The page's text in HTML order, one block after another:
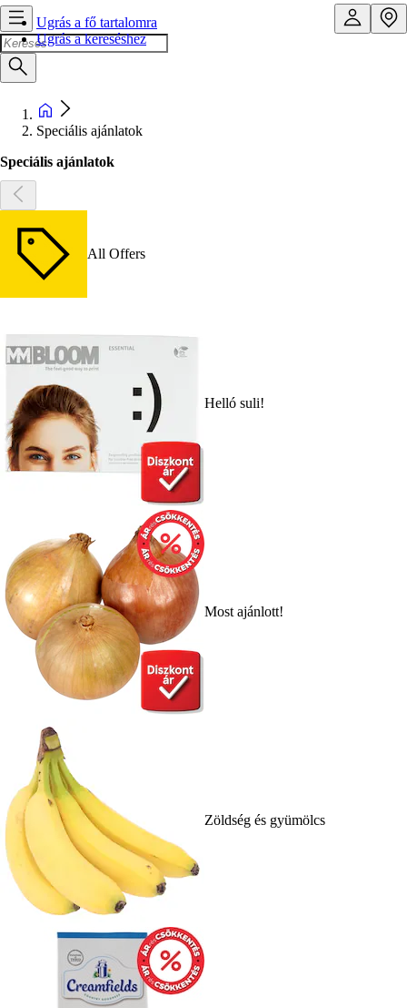
Ugrás a fő tartalomra
Ugrás a kereséshez
Speciális ajánlatok
Speciális ajánlatok
All Offers
Helló suli!
Most ajánlott!
Zöldség és gyümölcs